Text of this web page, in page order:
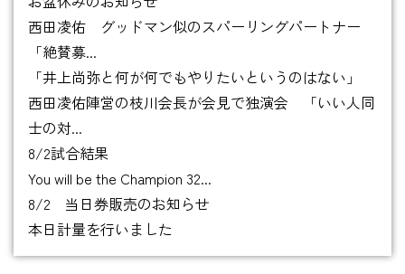
西田凌佑 グッドマン似のスパーリングパートナー
「絶賛募...
「井上尚弥と何が何でもやりたいというのはない」
西田凌佑陣営の枝川会長が会見で独演会 「いい人同
士の対...
8/2試合結果
You will be the Champion 32...
8/2 当日券販売のお知らせ
本日計量を行いました